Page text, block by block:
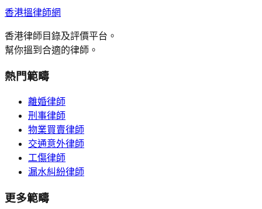
香港搵律師網
香港律師目錄及評價平台。
幫你搵到合適的律師。
熱門範疇
離婚律師
刑事律師
物業買賣律師
交通意外律師
工傷律師
漏水糾紛律師
更多範疇